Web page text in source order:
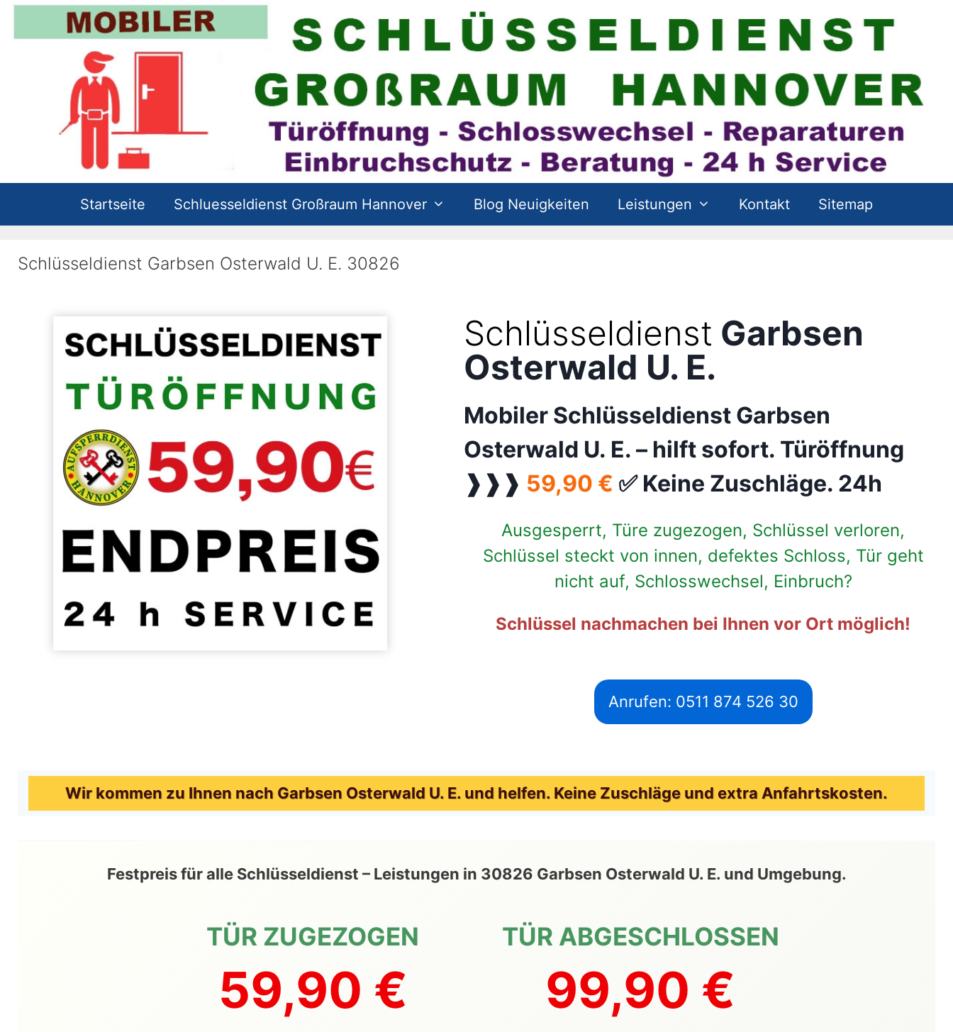
Zum
Inhalt
Startseite Schluesseldienst Großraum Hannover Blog Neuigkeiten Leistungen Kontakt Sitemap
Schlüsseldienst Garbsen Osterwald U. E. 30826
Schlüsseldienst Garbsen
Osterwald U. E.
Mobiler Schlüsseldienst Garbsen
Osterwald U. E. – hilft sofort. Türöffnung
❱❱❱ 59,90 € ✅ Keine Zuschläge. 24h
Ausgesperrt, Türe zugezogen, Schlüssel verloren,
Schlüssel steckt von innen, defektes Schloss, Tür geht
nicht auf, Schlosswechsel, Einbruch?
Schlüssel nachmachen bei Ihnen vor Ort möglich!
Anrufen: 0511 874 526 30
Wir kommen zu Ihnen nach Garbsen Osterwald U. E. und helfen. Keine Zuschläge und extra Anfahrtskosten.
Festpreis für alle Schlüsseldienst – Leistungen in 30826 Garbsen Osterwald U. E. und Umgebung.
TÜR ZUGEZOGEN
59,90 €
TÜR ABGESCHLOSSEN
99,90 €